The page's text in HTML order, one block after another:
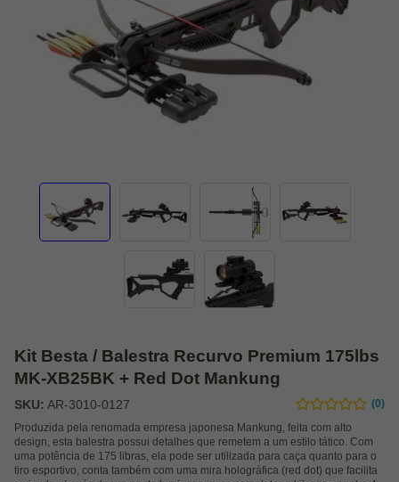
Kit Besta / Balestra Recurvo Premium 175lbs
MK-XB25BK + Red Dot Mankung
SKU: AR-3010-0127
(0)
Produzida pela renomada empresa japonesa Mankung, feita com alto
design, esta balestra possui detalhes que remetem a um estilo tático. Com
uma potência de 175 libras, ela pode ser utilizada para caça quanto para o
tiro esportivo, conta também com uma mira holográfica (red dot) que facilita